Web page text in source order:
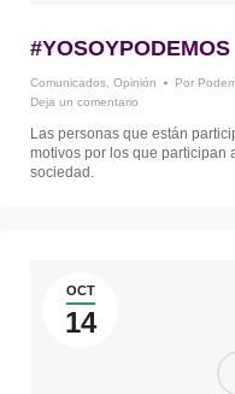
#YOSOYPODEMOS
Comunicados Opinión Por
Deja un comentario
Las personas que están
motivos por los que participan
sociedad.
OCT
14